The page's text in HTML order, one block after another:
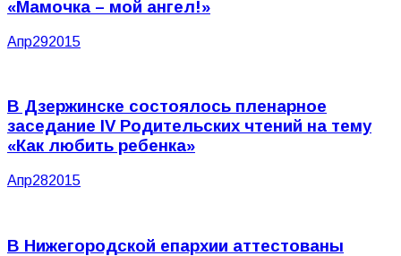
«Мамочка – мой ангел!»
Апр292015
В Дзержинске состоялось пленарное
заседание IV Родительских чтений на тему
«Как любить ребенка»
Апр282015
В Нижегородской епархии аттестованы